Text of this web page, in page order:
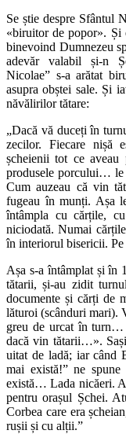
Se știe despre Sfântul
«biruitor de popor». Și
binevoind Dumnezeu
adevăr valabil și-n
Nicolae” s-a arătat
asupra obștei sale. Și
năvălirilor tătare:
„Dacă vă duceți în
zecilor. Fiecare nișă
șcheienii tot ce aveau
produsele porcului… le
Cum auzeau că vin
fugeau în munți. Așa
întâmpla cu cărțile,
niciodată. Numai
în interiorul bisericii.
Așa s-a întâmplat și în
tătarii, și-au zidit
documente și cărți de
lăturoi (scânduri mari).
greu de urcat în turn…
dacă vin tătarii…».
uitat de ladă; iar când
mai există!” ne
există… Lada nicăeri. A
pentru orașul Șchei.
Corbea care era
rușii și cu alții.”